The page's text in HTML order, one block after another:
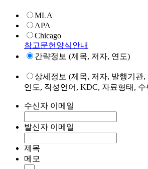
MLA
APA
Chicago
참고문헌양식안내
간략정보 (제목, 저자, 연도)
상세정보 (제목, 저자, 발행기관,
연도, 작성언어, KDC, 자료형태,
수신자 이메일
발신자 이메일
제목
메모